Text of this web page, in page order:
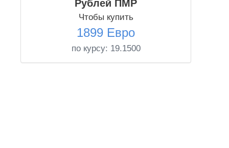
Рублей ПМР
Чтобы купить
1899 Евро
по курсу: 19.1500